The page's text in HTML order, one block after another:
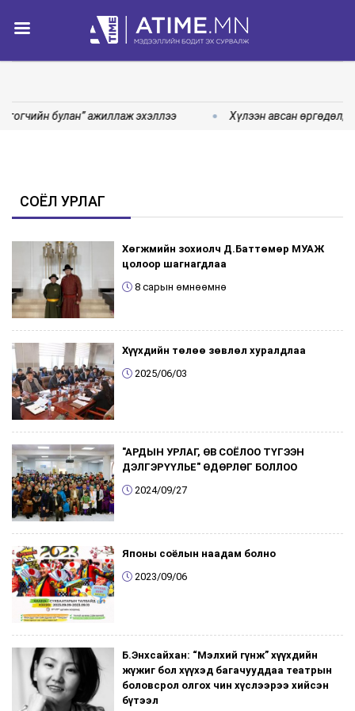
булан” ажиллаж эхэллээ Хүлээн авсан өргөдөл,
СОЁЛ УРЛАГ
Хөгжмийн зохиолч Д.Баттөмөр МУАЖ
цолоор шагнагдлаа
8 сарын өмнөөмнө
Хүүхдийн төлөө зөвлөл хуралдлаа
2025/06/03
"АРДЫН УРЛАГ, ӨВ СОЁЛОО ТҮГЭЭН
ДЭЛГЭРҮҮЛЬЕ" ӨДӨРЛӨГ БОЛЛОО
2024/09/27
Японы соёлын наадам болно
2023/09/06
Б.Энхсайхан: “Мэлхий гүнж” хүүхдийн
жүжиг бол хүүхэд багачууддаа театрын
боловсрол олгох чин хүслээрээ хийсэн
бүтээл